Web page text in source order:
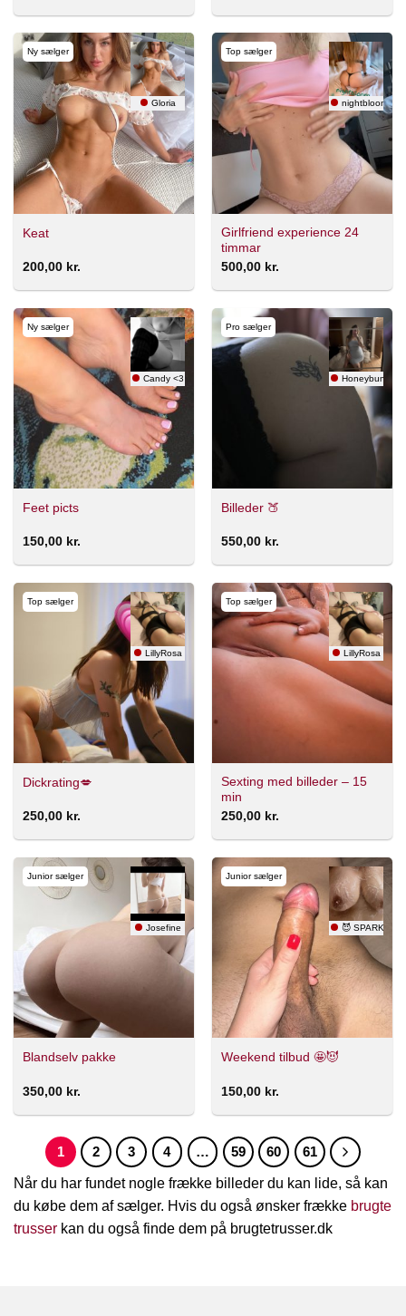
Ny sælger
Gloria
Keat
200,00 kr.
Top sælger
nightbloom
Girlfriend experience 24
timmar
500,00 kr.
Ny sælger
Candy <3
Feet picts
150,00 kr.
Pro sælger
Honeybunny
Billeder 🍑
550,00 kr.
Top sælger
LillyRosa
Dickrating💋
250,00 kr.
Top sælger
LillyRosa
Sexting med billeder – 15
min
250,00 kr.
Junior sælger
Josefine
Blandselv pakke
350,00 kr.
Junior sælger
😈 SPARKLE
Weekend tilbud 🤩😈
150,00 kr.
1 2 3 4 … 59 60 61
Når du har fundet nogle frække billeder du kan lide, så kan
du købe dem af sælger. Hvis du også ønsker frække brugte
trusser kan du også finde dem på brugtetrusser.dk